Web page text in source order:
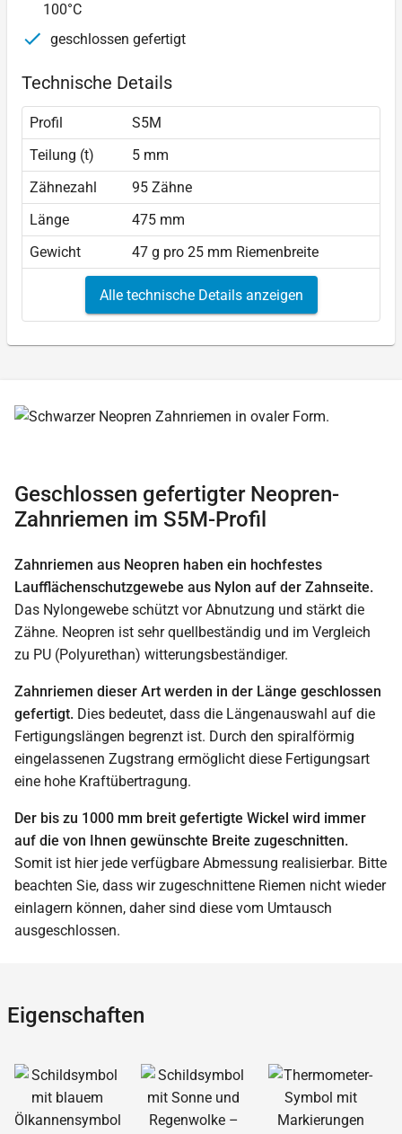
100°C
geschlossen gefertigt
Technische Details
Profil
S5M
Teilung (t)
5 mm
Zähnezahl
95 Zähne
Länge
475 mm
Gewicht
47 g pro 25 mm Riemenbreite
Alle technische Details anzeigen
Geschlossen gefertigter Neopren-
Zahnriemen im S5M-Profil
Zahnriemen aus Neopren haben ein hochfestes
Laufflächenschutzgewebe aus Nylon auf der Zahnseite.
Das Nylongewebe schützt vor Abnutzung und stärkt die
Zähne. Neopren ist sehr quellbeständig und im Vergleich
zu PU (Polyurethan) witterungsbeständiger.
Zahnriemen dieser Art werden in der Länge geschlossen
gefertigt. Dies bedeutet, dass die Längenauswahl auf die
Fertigungslängen begrenzt ist. Durch den spiralförmig
eingelassenen Zugstrang ermöglicht diese Fertigungsart
eine hohe Kraftübertragung.
Der bis zu 1000 mm breit gefertigte Wickel wird immer
auf die von Ihnen gewünschte Breite zugeschnitten.
Somit ist hier jede verfügbare Abmessung realisierbar. Bitte
beachten Sie, dass wir zugeschnittene Riemen nicht wieder
einlagern können, daher sind diese vom Umtausch
ausgeschlossen.
Eigenschaften